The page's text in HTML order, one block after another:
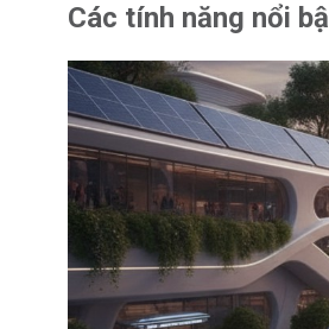
Các tính năng nổi